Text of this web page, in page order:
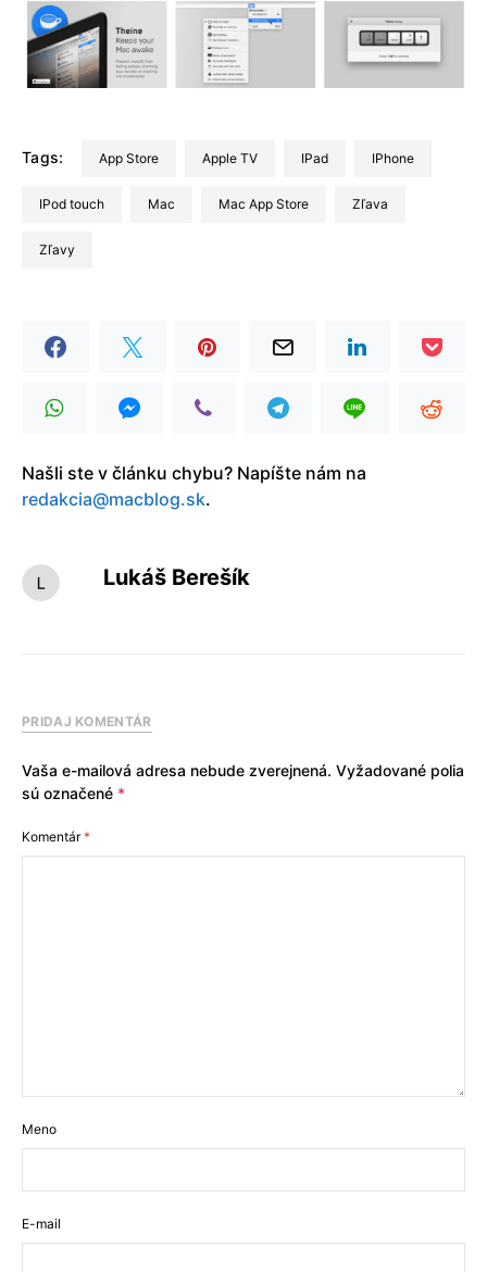
Tags: App Store Apple TV iPad iPhone
iPod touch Mac Mac App Store Zľava
zľavy
Našli ste v článku chybu? Napíšte nám na
redakcia@macblog.sk.
Lukáš Berešík
PRIDAJ KOMENTÁR
Vaša e-mailová adresa nebude zverejnená. Vyžadované polia
sú označené *
Komentár*
Meno
E-mail